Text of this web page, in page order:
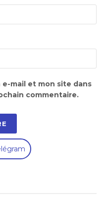
mail et mon site dans
commentaire.